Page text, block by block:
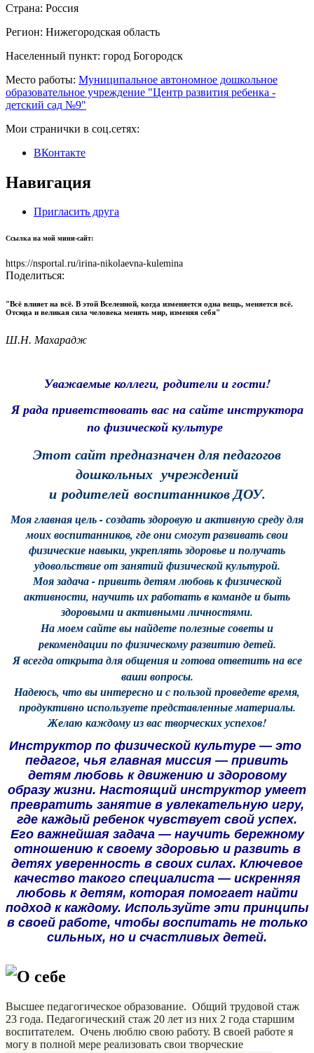
Страна: Россия
Регион: Нижегородская область
Населенный пункт: город Богородск
Место работы: Муниципальное автономное дошкольное
образовательное учреждение "Центр развития ребенка -
детский сад №9"
Мои странички в соц.сетях:
ВКонтакте
Навигация
Пригласить друга
Ссылка на мой мини-сайт:
https://nsportal.ru/irina-nikolaevna-kulemina
Поделиться:
"Всё влияет на всё. В этой Вселенной, когда изменяется одна вещь, меняется всё.
Отсюда и великая сила человека менять мир, изменяя себя"
Ш.Н. Махарадж
Уважаемые коллеги, родители и гости!
Я рада приветствовать вас на сайте инструктора
по физической культуре
Этот сайт предназначен для педагогов
дошкольных учреждений
и родителей воспитанников ДОУ.
Моя главная цель - создать здоровую и активную среду для
моих воспитанников, где они смогут развивать свои
физические навыки, укреплять здоровье и получать
удовольствие от занятий физической культурой.
Моя задача - привить детям любовь к физической
активности, научить их работать в команде и быть
здоровыми и активными личностями.
На моем сайте вы найдете полезные советы и
рекомендации по физическому развитию детей.
Я всегда открыта для общения и готова ответить на все
ваши вопросы.
Надеюсь, что вы интересно и с пользой проведете время,
продуктивно используете представленные материалы.
Желаю каждому из вас творческих успехов!
Инструктор по физической культуре — это
педагог, чья главная миссия — привить
детям любовь к движению и здоровому
образу жизни. Настоящий инструктор умеет
превратить занятие в увлекательную игру,
где каждый ребенок чувствует свой успех.
Его важнейшая задача — научить бережному
отношению к своему здоровью и развить в
детях уверенность в своих силах. Ключевое
качество такого специалиста — искренняя
любовь к детям, которая помогает найти
подход к каждому. Используйте эти принципы
в своей работе, чтобы воспитать не только
сильных, но и счастливых детей.
О себе
Высшее педагогическое образование. Общий трудовой стаж
23 года. Педагогический стаж 20 лет из них 2 года старшим
воспитателем. Очень люблю свою работу. В своей работе я
могу в полной мере реализовать свои творческие